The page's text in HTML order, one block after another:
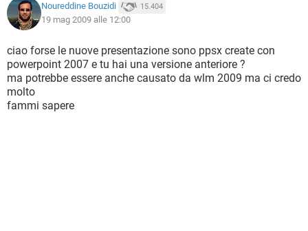
Noureddine Bouzidi 15.404
19 mag 2009 alle 12:00
ciao forse le nuove presentazione sono ppsx create con
powerpoint 2007 e tu hai una versione anteriore ?
ma potrebbe essere anche causato da wlm 2009 ma ci credo
molto
fammi sapere